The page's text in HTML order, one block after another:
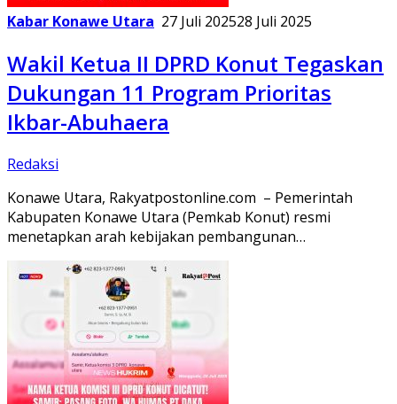
Kabar Konawe Utara 27 Juli 202528 Juli 2025
Wakil Ketua II DPRD Konut Tegaskan
Dukungan 11 Program Prioritas
Ikbar-Abuhaera
Redaksi
Konawe Utara, Rakyatpostonline.com – Pemerintah
Kabupaten Konawe Utara (Pemkab Konut) resmi
menetapkan arah kebijakan pembangunan…